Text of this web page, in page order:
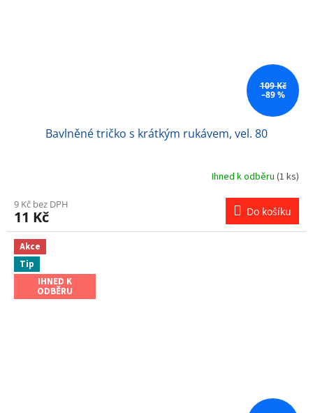
109 Kč
–89 %
Bavlněné tričko s krátkým rukávem, vel. 80
Ihned k odběru (1 ks)
9 Kč bez DPH
11 Kč Do košíku
Akce
Tip
IHNED K
ODBĚRU